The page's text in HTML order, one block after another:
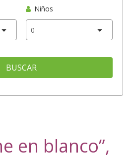
Niños
BUSCAR
en blanco”,